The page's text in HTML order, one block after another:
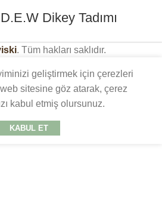
Dikey Tadımı
. Tüm hakları saklıdır.
geliştirmek için çerezleri
sitesine göz atarak, çerez
kabul etmiş olursunuz.
KABUL ET